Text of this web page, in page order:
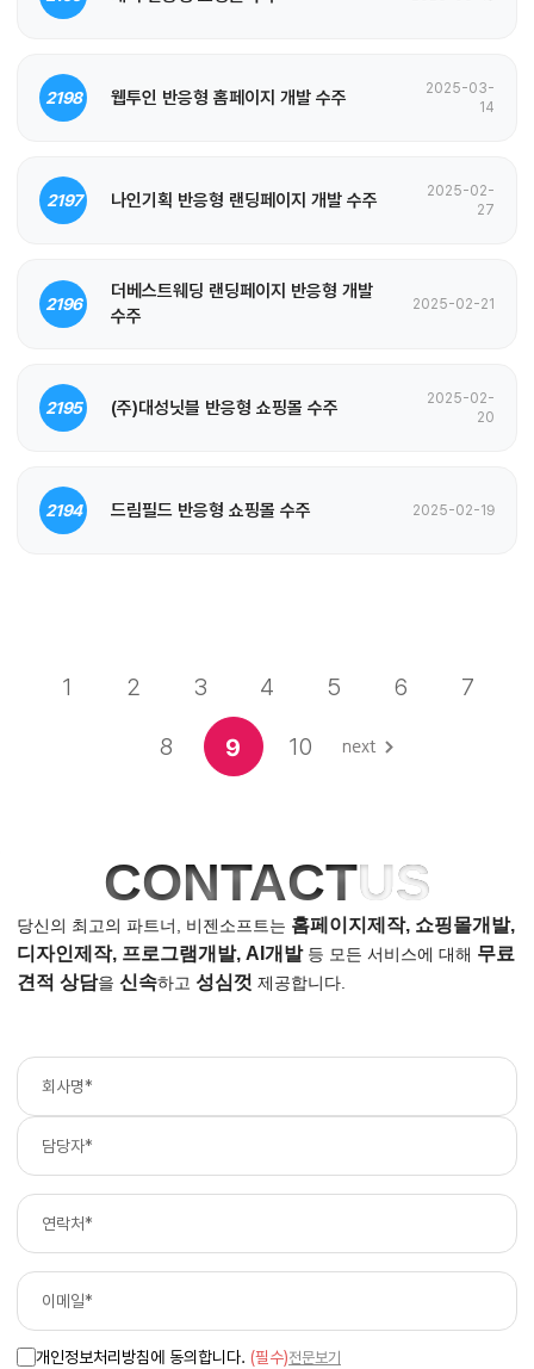
2198 웹투인 반응형 홈페이지 개발 수주
2025-03-
14
2197 나인기획 반응형 랜딩페이지 개발 수주
2025-02-
27
2196
더베스트웨딩 랜딩페이지 반응형 개발
수주
2025-02-21
2195 (주)대성닛블 반응형 쇼핑몰 수주
2025-02-
20
2194 드림필드 반응형 쇼핑몰 수주 2025-02-19
1 2 3 4 5 6 7
8 9 10
CONTACTUS
당신의 최고의 파트너, 비젠소프트는 홈페이지제작, 쇼핑몰개발,
디자인제작, 프로그램개발, AI개발등 모든 서비스에 대해 무료
견적 상담을 신속하고 성심껏 제공합니다.
개인정보처리방침에 동의합니다. (필수)전문보기